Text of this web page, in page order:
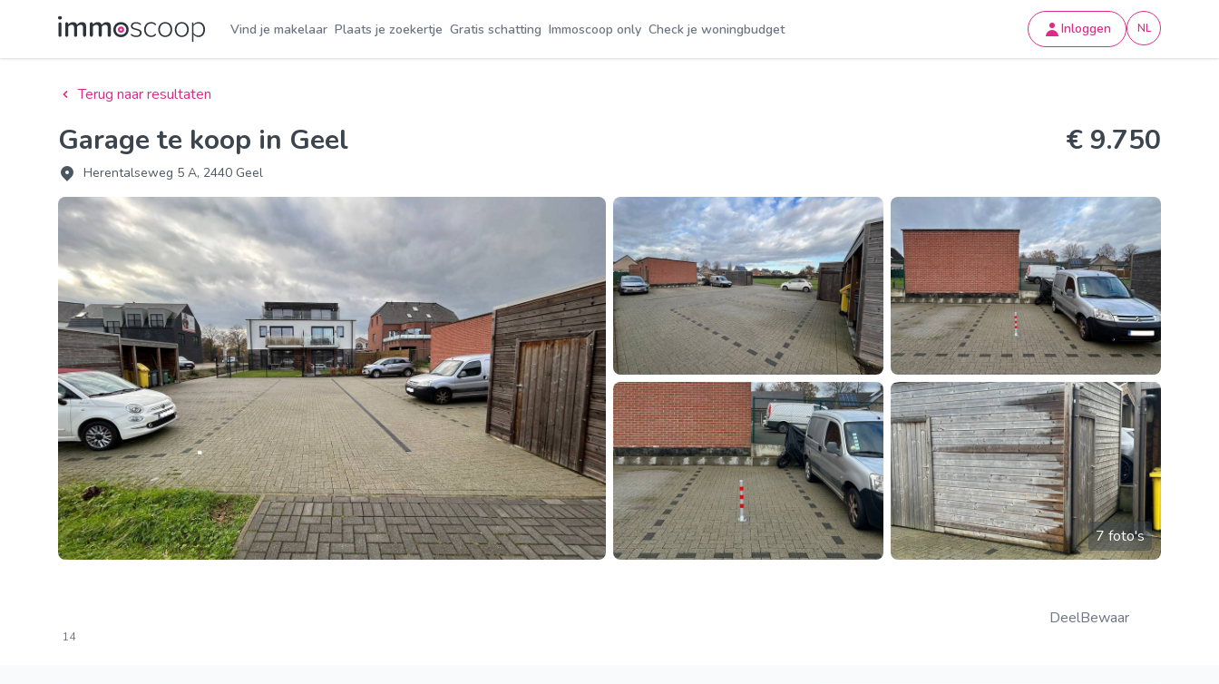
Vind je makelaar Plaats je zoekertje Gratis schatting Immoscoop only Check je woningbudget Inloggen NL
Terug naar resultaten
Garage te koop in Geel
Herentalseweg 5 A, 2440 Geel
€ 9.750
7 foto's
14
DeelBewaar